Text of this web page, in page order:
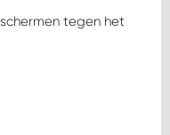
tegen het